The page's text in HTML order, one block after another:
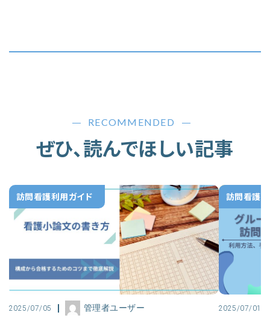
RECOMMENDED
ぜひ、読んでほしい記事
訪問看護利用ガイド
2025/07/05 管理者ユーザー
訪問看護
2025/07/01